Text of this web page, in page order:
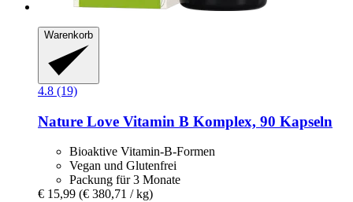
Warenkorb
4.8 (19)
Nature Love Vitamin B Komplex, 90 Kapseln
Bioaktive Vitamin-B-Formen
Vegan und Glutenfrei
Packung für 3 Monate
€ 15,99 (€ 380,71 / kg)